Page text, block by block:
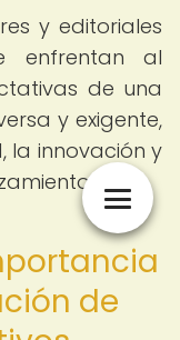
y editoriales
enfrentan al
de una
y exigente,
innovación y
de